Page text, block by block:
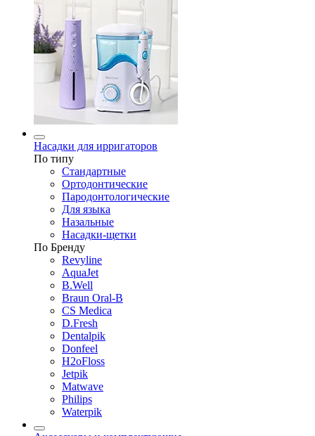
Насадки для ирригаторов
По типу
Стандартные
Ортодонтические
Пародонтологические
Для языка
Назальные
Насадки-щетки
По Бренду
Revyline
AquaJet
B.Well
Braun Oral-B
CS Medica
D.Fresh
Dentalpik
Donfeel
H2oFloss
Jetpik
Matwave
Philips
Waterpik